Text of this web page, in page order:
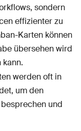
sondern
effizienter zu
Karten können
übersehen wird
werden oft in
um den
und